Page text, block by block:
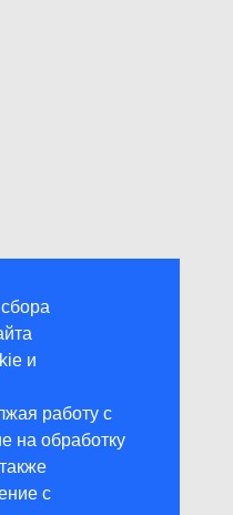
и
работу с
на обработку
с